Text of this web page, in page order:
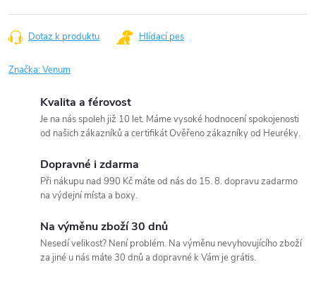
Dotaz k produktu Hlídací pes
Značka:Venum
Kvalita a férovost
Je na nás spoleh již 10 let. Máme vysoké hodnocení spokojenosti
od našich zákazníků a certifikát Ověřeno zákazníky od Heuréky.
Dopravné i zdarma
Při nákupu nad 990 Kč máte od nás do 15. 8. dopravu zadarmo
na výdejní místa a boxy.
Na výměnu zboží 30 dnů
Nesedí velikost? Není problém. Na výměnu nevyhovujícího zboží
za jiné u nás máte 30 dnů a dopravné k Vám je grátis.